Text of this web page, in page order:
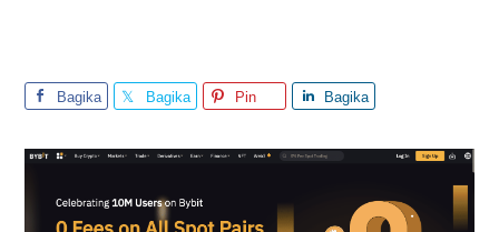
Bagika
Bagika
Pin
Bagika